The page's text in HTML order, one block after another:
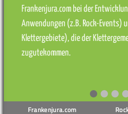
Frankenjura.com bei der
Anwendungen (z.B. Rock-Events)
Klettergebiete), die der
zugutekommen.
Frankenjura.com